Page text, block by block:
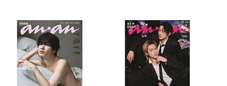
Anane N.(1) Anane-Fenin(1)
Ananou(1) Ananou (COL)(1)